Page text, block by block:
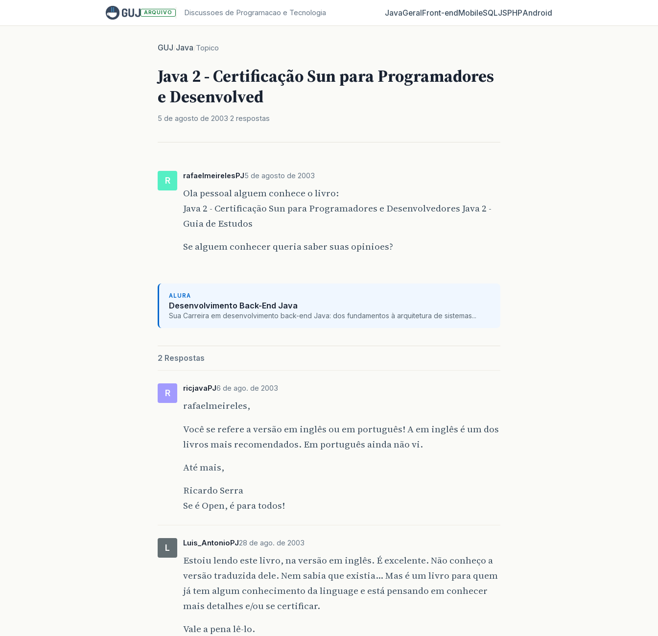
ARQUIVO Discussoes de Programacao e Tecnologia JavaGeralFront‑endMobileSQLJSPHPAndroid
GUJ/Java/Topico
Java 2 - Certificação Sun para Programadores
e Desenvolved
5 de agosto de 2003 2 respostas
R rafaelmeirelesPJ5 de agosto de 2003
Ola pessoal alguem conhece o livro:
Java 2 - Certificação Sun para Programadores e Desenvolvedores Java 2 -
Guia de Estudos
Se alguem conhecer queria saber suas opinioes?
ALURA
Desenvolvimento Back-End Java
Sua Carreira em desenvolvimento back-end Java: dos fundamentos à arquitetura de sistemas...
2 Respostas
R ricjavaPJ6 de ago. de 2003
rafaelmeireles,
Você se refere a versão em inglês ou em português! A em inglês é um dos
livros mais recomendados. Em português ainda não vi.
Até mais,
Ricardo Serra
Se é Open, é para todos!
L Luis_AntonioPJ28 de ago. de 2003
Estoiu lendo este livro, na versão em inglês. É excelente. Não conheço a
versão traduzida dele. Nem sabia que existia… Mas é um livro para quem
já tem algum conhecimento da linguage e está pensando em conhecer
mais detalhes e/ou se certificar.
Vale a pena lê-lo.